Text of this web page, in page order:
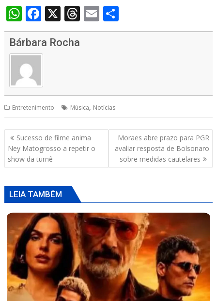
W
h
at
s
A
p
p
F
ac
e
b
o
k
X T
h
s
E
m h
Bárbara Rocha
Entretenimento Música, Notícias
Navegação
de
Post
Sucesso de filme anima
Ney Matogrosso a repetir o
show da turnê
Moraes abre prazo para PGR
avaliar resposta de Bolsonaro
sobre medidas cautelares
LEIA TAMBÉM